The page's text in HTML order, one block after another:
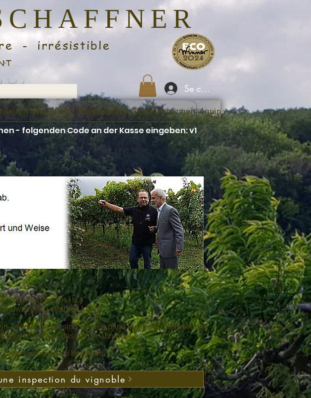
- irrésistible
Se connecter
Weinprobe Événements Auszeichnungen équipe Bilder Blog
- folgenden Code an der Kasse eingeben: v1
Weinbergen los ist.
Bioweinberg erfahren könnt.
Teil der Weine sind werden dann in die mit integriert und
verkostet, was das ganze abrundet.
dann unverzüglich bei Ihnen.
inspection du vignoble